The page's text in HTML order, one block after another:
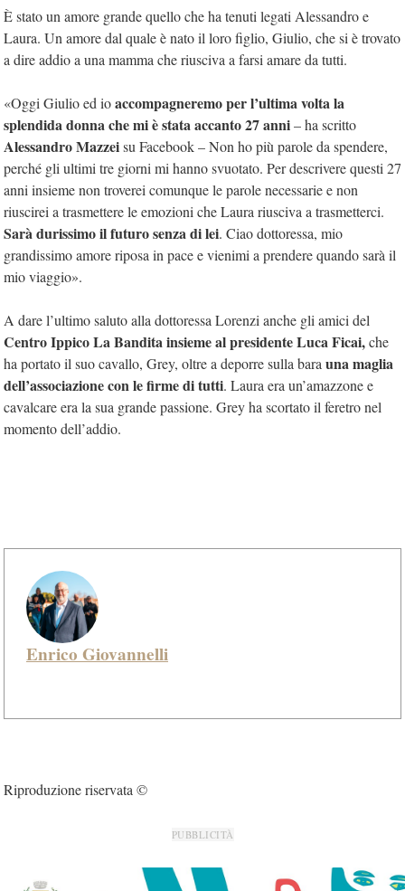
È stato un amore grande quello che ha tenuti legati Alessandro e
Laura. Un amore dal quale è nato il loro figlio, Giulio, che si è trovato
a dire addio a una mamma che riusciva a farsi amare da tutti.
«Oggi Giulio ed ioaccompagneremo per l’ultima volta la
splendida donna che mi è stata accanto 27 anni– ha scritto
Alessandro Mazzeisu Facebook – Non ho più parole da spendere,
perché gli ultimi tre giorni mi hanno svuotato. Per descrivere questi 27
anni insieme non troverei comunque le parole necessarie e non
riuscirei a trasmettere le emozioni che Laura riusciva a trasmetterci.
Sarà durissimo il futuro senza di lei. Ciao dottoressa, mio
grandissimo amore riposa in pace e vienimi a prendere quando sarà il
mio viaggio».
A dare l’ultimo saluto alla dottoressa Lorenzi anche gli amici del
Centro Ippico La Bandita insieme al presidente Luca Ficai,che
ha portato il suo cavallo, Grey, oltre a deporre sulla bara una maglia
dell’associazione con le firme di tutti. Laura era un’amazzone e
cavalcare era la sua grande passione. Grey ha scortato il feretro nel
momento dell’addio.
Enrico Giovannelli
Riproduzione riservata ©
PUBBLICITÀ